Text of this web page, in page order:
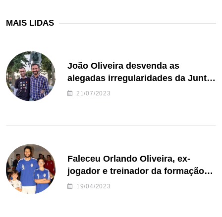
MAIS LIDAS
João Oliveira desvenda as
alegadas irregularidades da Junta
de Freguesia S. João de Ver
21/07/2023
Faleceu Orlando Oliveira, ex-
jogador e treinador da formação
de andebol do Feirense
19/04/2023